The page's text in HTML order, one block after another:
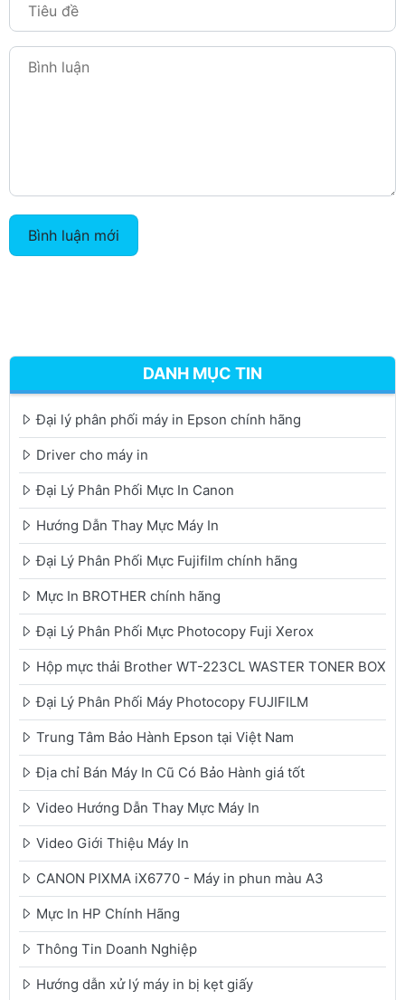
Bình luận mới
DANH MỤC TIN
Đại lý phân phối máy in Epson chính hãng
Driver cho máy in
Đại Lý Phân Phối Mực In Canon
Hướng Dẫn Thay Mực Máy In
Đại Lý Phân Phối Mực Fujifilm chính hãng
Mực In BROTHER chính hãng
Đại Lý Phân Phối Mực Photocopy Fuji Xerox
Hộp mực thải Brother WT-223CL WASTER TONER BOX
Đại Lý Phân Phối Máy Photocopy FUJIFILM
Trung Tâm Bảo Hành Epson tại Việt Nam
Địa chỉ Bán Máy In Cũ Có Bảo Hành giá tốt
Video Hướng Dẫn Thay Mực Máy In
Video Giới Thiệu Máy In
CANON PIXMA iX6770 - Máy in phun màu A3
Mực In HP Chính Hãng
Thông Tin Doanh Nghiệp
Hướng dẫn xử lý máy in bị kẹt giấy